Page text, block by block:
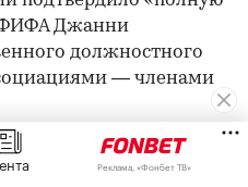
ФИФА Джанни
должностного
— членами
совместное
ФИФА ДжанниРеклама, «Фонбет ТВ»